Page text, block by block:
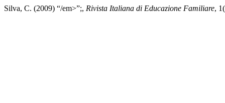
Silva, C. (2009) “/em>”;, Rivista Italiana di Educazione Familiare,